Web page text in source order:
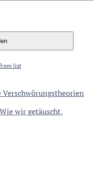
list
wir getäuscht,